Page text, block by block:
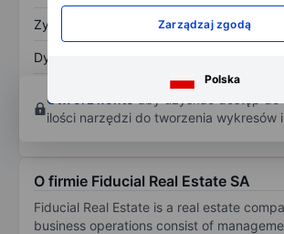
Zarządzaj zgodą
Polska
Zysk na akcję XXXXXXX
Dywidenda na akcję
własnego
Otwórz konto
ilości narzędzi do tworzenia wykresów
O firmie Fiducial Real Estate SA
Fiducial Real Estate is a real estate
business operations consist of